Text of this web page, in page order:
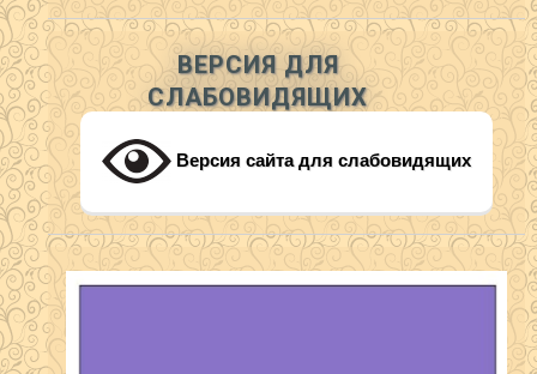
ВЕРСИЯ ДЛЯ
СЛАБОВИДЯЩИХ
Версия сайта для слабовидящих